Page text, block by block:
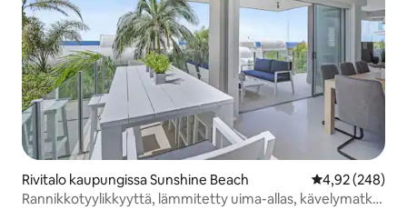
Rivitalo kaupungissa Sunshine Beach
4,92 (248)
Rannikkotyylikkyyttä, lämmitetty uima-allas, kävelymatka